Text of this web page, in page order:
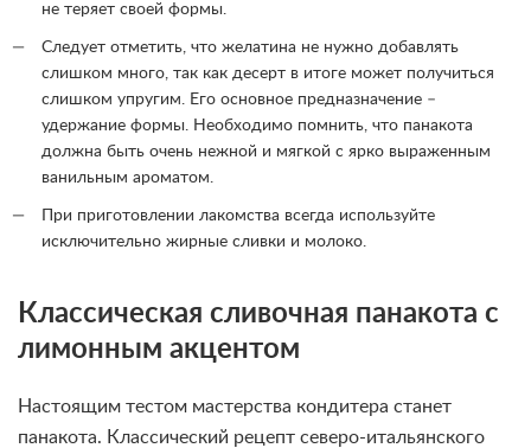
не теряет своей формы.
Следует отметить, что желатина не нужно добавлять
слишком много, так как десерт в итоге может получиться
слишком упругим. Его основное предназначение –
удержание формы. Необходимо помнить, что панакота
должна быть очень нежной и мягкой с ярко выраженным
ванильным ароматом.
При приготовлении лакомства всегда используйте
исключительно жирные сливки и молоко.
Классическая сливочная панакота с
лимонным акцентом
Настоящим тестом мастерства кондитера станет
панакота. Классический рецепт северо-итальянского